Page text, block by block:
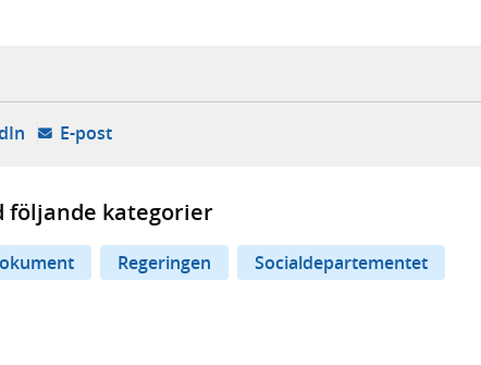
extern webbplats,
flik, extern webbplats,
- öppnas i ny flik, extern webbplats,
E-post- öppnar din e-postklient,
följande kategorier
Regeringen
Socialdepartementet